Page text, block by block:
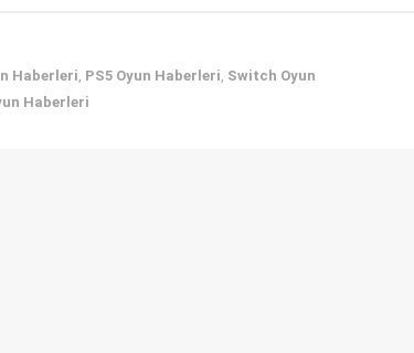
Haberleri, PS5 Oyun Haberleri, Switch Oyun
Haberleri